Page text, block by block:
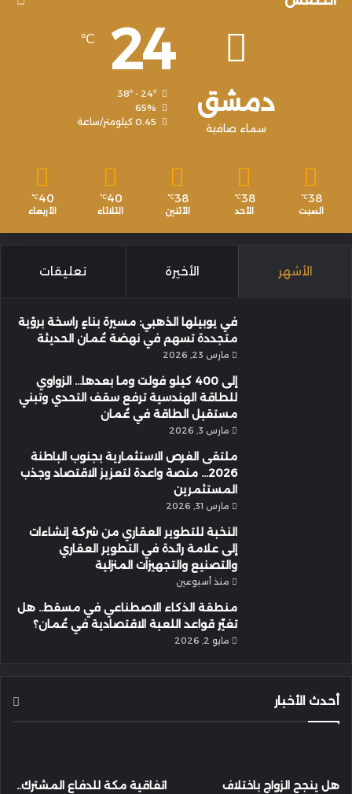
دمشق
سماء صافية
24
℃
65%
0.45 كيلومتر/ساعة
38
℃
السبت
38
℃
الأحد
38
℃
الأثنين
40
℃
الثلاثاء
40
℃
الأربعاء
الأشهر الأخيرة تعليقات
في يوبيلها الذهبي: مسيرة بناءٍ راسخة برؤية
متجددة تسهم في نهضة عُمان الحديثة
مارس 23, 2026
إلى 400 كيلو فولت وما بعدها… الزواوي
للطاقة الهندسية ترفع سقف التحدي وتبني
مستقبل الطاقة في عُمان
مارس 3, 2026
ملتقى الفرص الاستثمارية بجنوب الباطنة
2026… منصة واعدة لتعزيز الاقتصاد وجذب
المستثمرين
مارس 31, 2026
النخبة للتطوير العقاري من شركة إنشاءات
إلى علامة رائدة في التطوير العقاري
والتصنيع والتجهيزات المنزلية
منذ أسبوعين
منطقة الذكاء الاصطناعي في مسقط.. هل
تغيّر قواعد اللعبة الاقتصادية في عُمان؟
مايو 2, 2026
أحدث الأخبار
هل ينجح الزواج باختلاف
اتفاقية مكة للدفاع المشترك..